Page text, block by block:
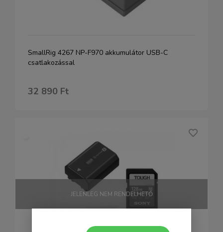
SmallRig 4267 NP-F970 akkumulátor USB-C
csatlakozással
32 890 Ft
JELENLEG NEM RENDELHETŐ